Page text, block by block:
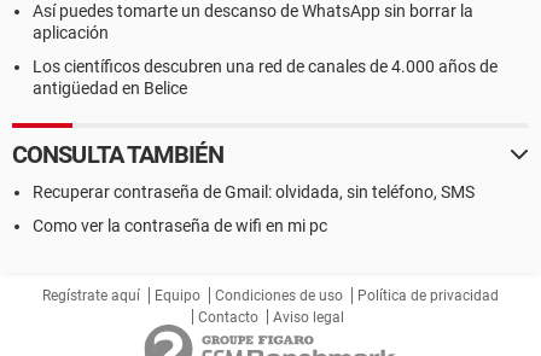
Así puedes tomarte un descanso de WhatsApp sin borrar la
aplicación
Los científicos descubren una red de canales de 4.000 años de
antigüedad en Belice
CONSULTA TAMBIÉN
Recuperar contraseña de Gmail: olvidada, sin teléfono, SMS
Como ver la contraseña de wifi en mi pc
Regístrate aquí Equipo Condiciones de uso
Política de privacidad
Contacto
Aviso legal